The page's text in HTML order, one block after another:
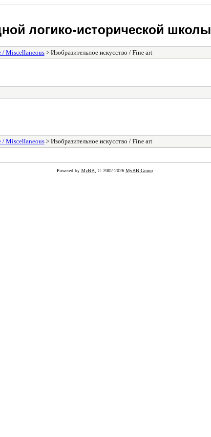
логико-исторической школы
/ Miscellaneous> Изобразительное искусство / Fine art
/ Miscellaneous> Изобразительное искусство / Fine art
Powered by MyBB, © 2002-2026 MyBB Group